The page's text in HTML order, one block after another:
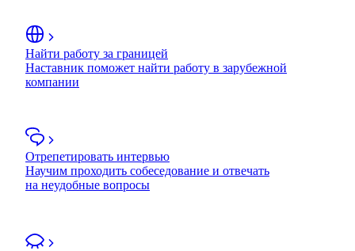
Найти работу за границей
Наставник поможет найти работу в зарубежной
компании
Отрепетировать интервью
Научим проходить собеседование и отвечать
на неудобные вопросы